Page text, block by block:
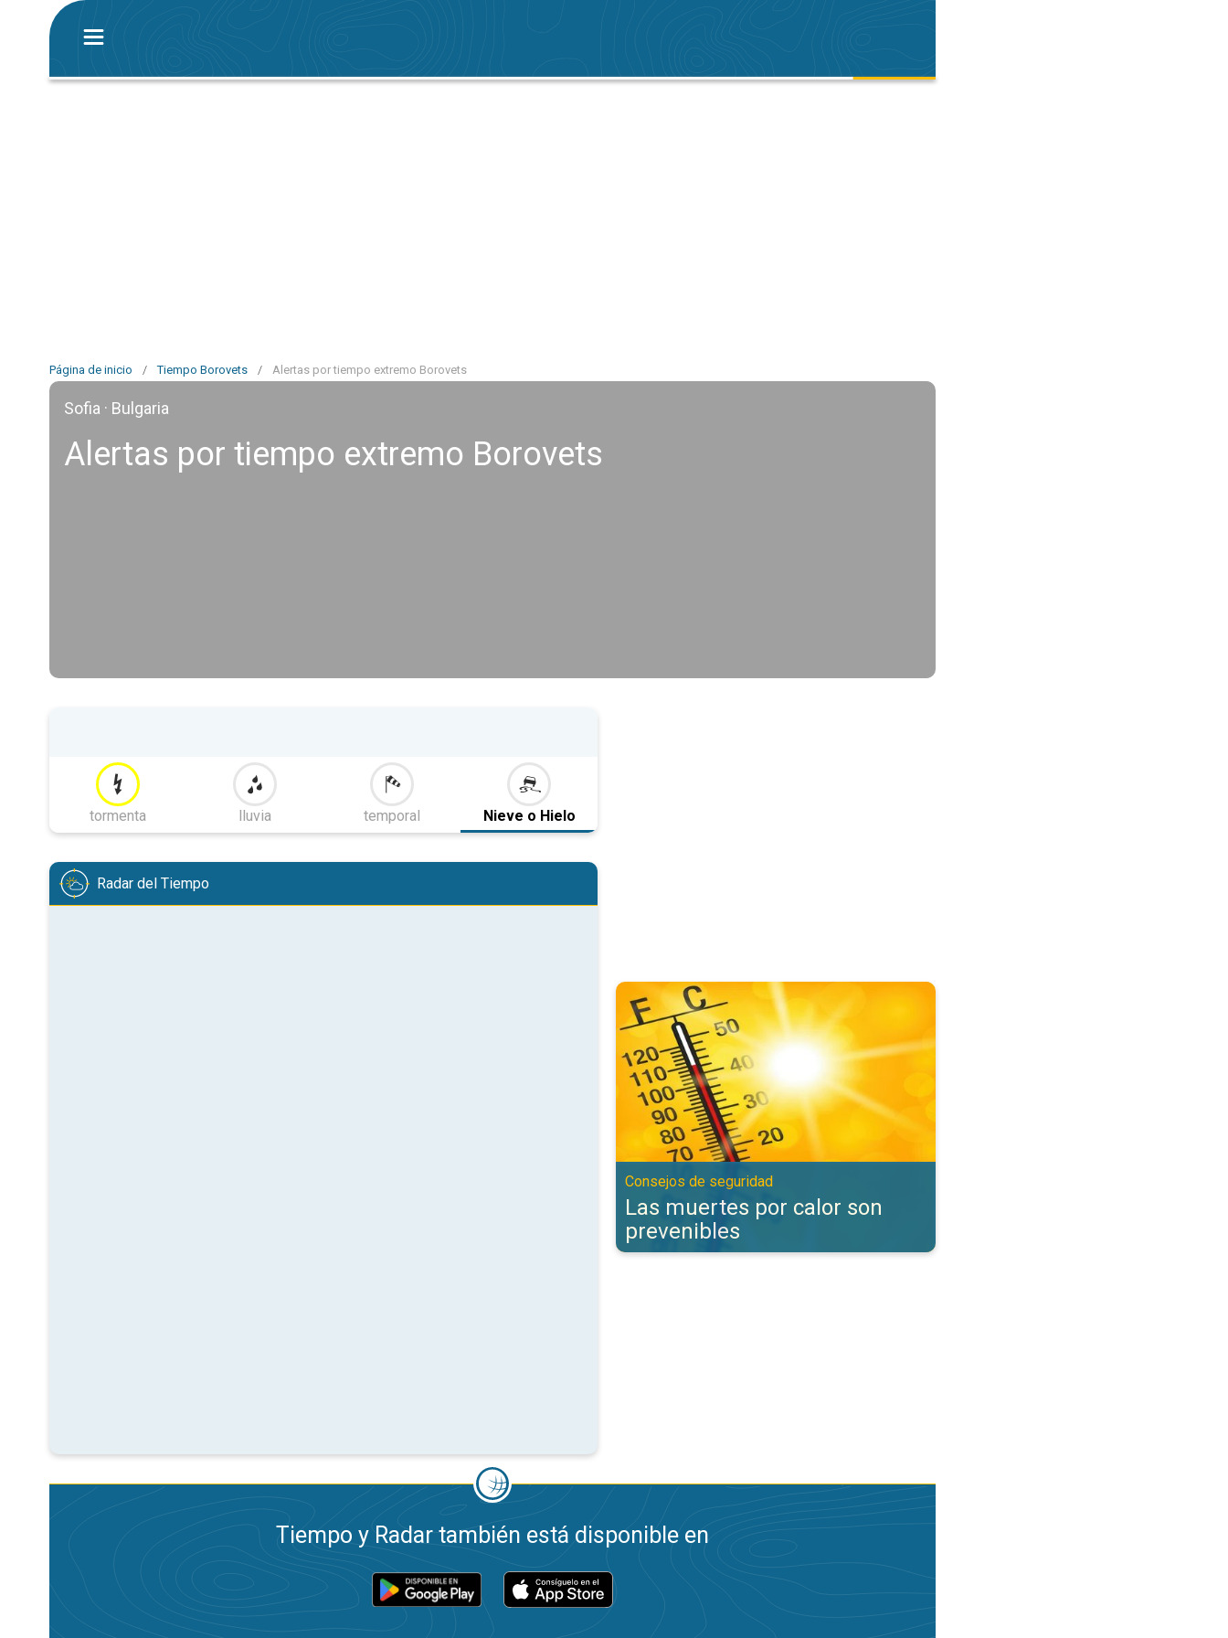
Página de inicio / Tiempo Borovets / Alertas por tiempo extremo Borovets
Sofia · Bulgaria
Alertas por tiempo extremo Borovets
tormenta lluvia temporal Nieve o Hielo
Radar del Tiempo
Las muertes por calor son prevenibles. Consejos de seguridad. . .
Consejos de seguridad
Las muertes por calor son
prevenibles
Tiempo y Radar también está disponible en